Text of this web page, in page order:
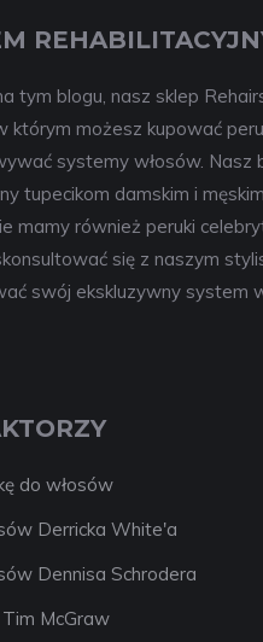
tym blogu, nasz sklep
którym możesz kupować
systemy włosów. Nasz
tupecikom damskim i
mamy również peruki
się z naszym
swój ekskluzywny system
do włosów
Derricka White'a
Dennisa Schrodera
McGraw